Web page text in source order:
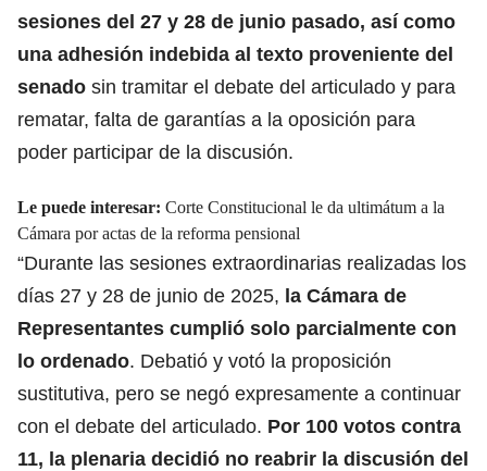
sesiones del 27 y 28 de junio pasado, así como
una adhesión indebida al texto proveniente del
senado sin tramitar el debate del articulado y para
rematar, falta de garantías a la oposición para
poder participar de la discusión.
Le puede interesar: Corte Constitucional le da ultimátum a la
Cámara por actas de la reforma pensional
“Durante las sesiones extraordinarias realizadas los
días 27 y 28 de junio de 2025, la Cámara de
Representantes cumplió solo parcialmente con
lo ordenado. Debatió y votó la proposición
sustitutiva, pero se negó expresamente a continuar
con el debate del articulado. Por 100 votos contra
11, la plenaria decidió no reabrir la discusión del